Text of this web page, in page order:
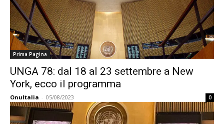
Prima Pagina
UNGA 78: dal 18 al 23 settembre a New
York, ecco il programma
OnuItalia - 05/08/2023 0